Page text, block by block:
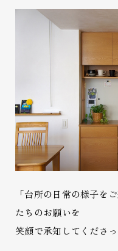
「台所の日常の様子を
たちのお願いを
笑顔で承知してくださ